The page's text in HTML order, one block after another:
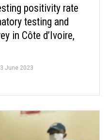
positivity rate
testing and
in Côte d’Ivoire,
June 2023